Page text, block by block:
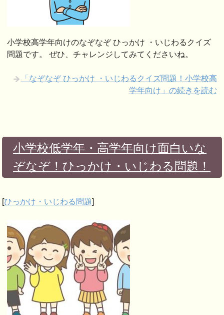
小学校高学年向けのなぞなぞ ひっかけ ・いじわるクイズ
問題です。 ぜひ、チャレンジしてみてくださいね。
「なぞなぞ ひっかけ ・いじわるクイズ問題！小学校高
学年向け」の続きを読む
小学校低学年・高学年向け面白いな
ぞなぞ！ひっかけ・いじわる問題！
[ひっかけ・いじわる問題]